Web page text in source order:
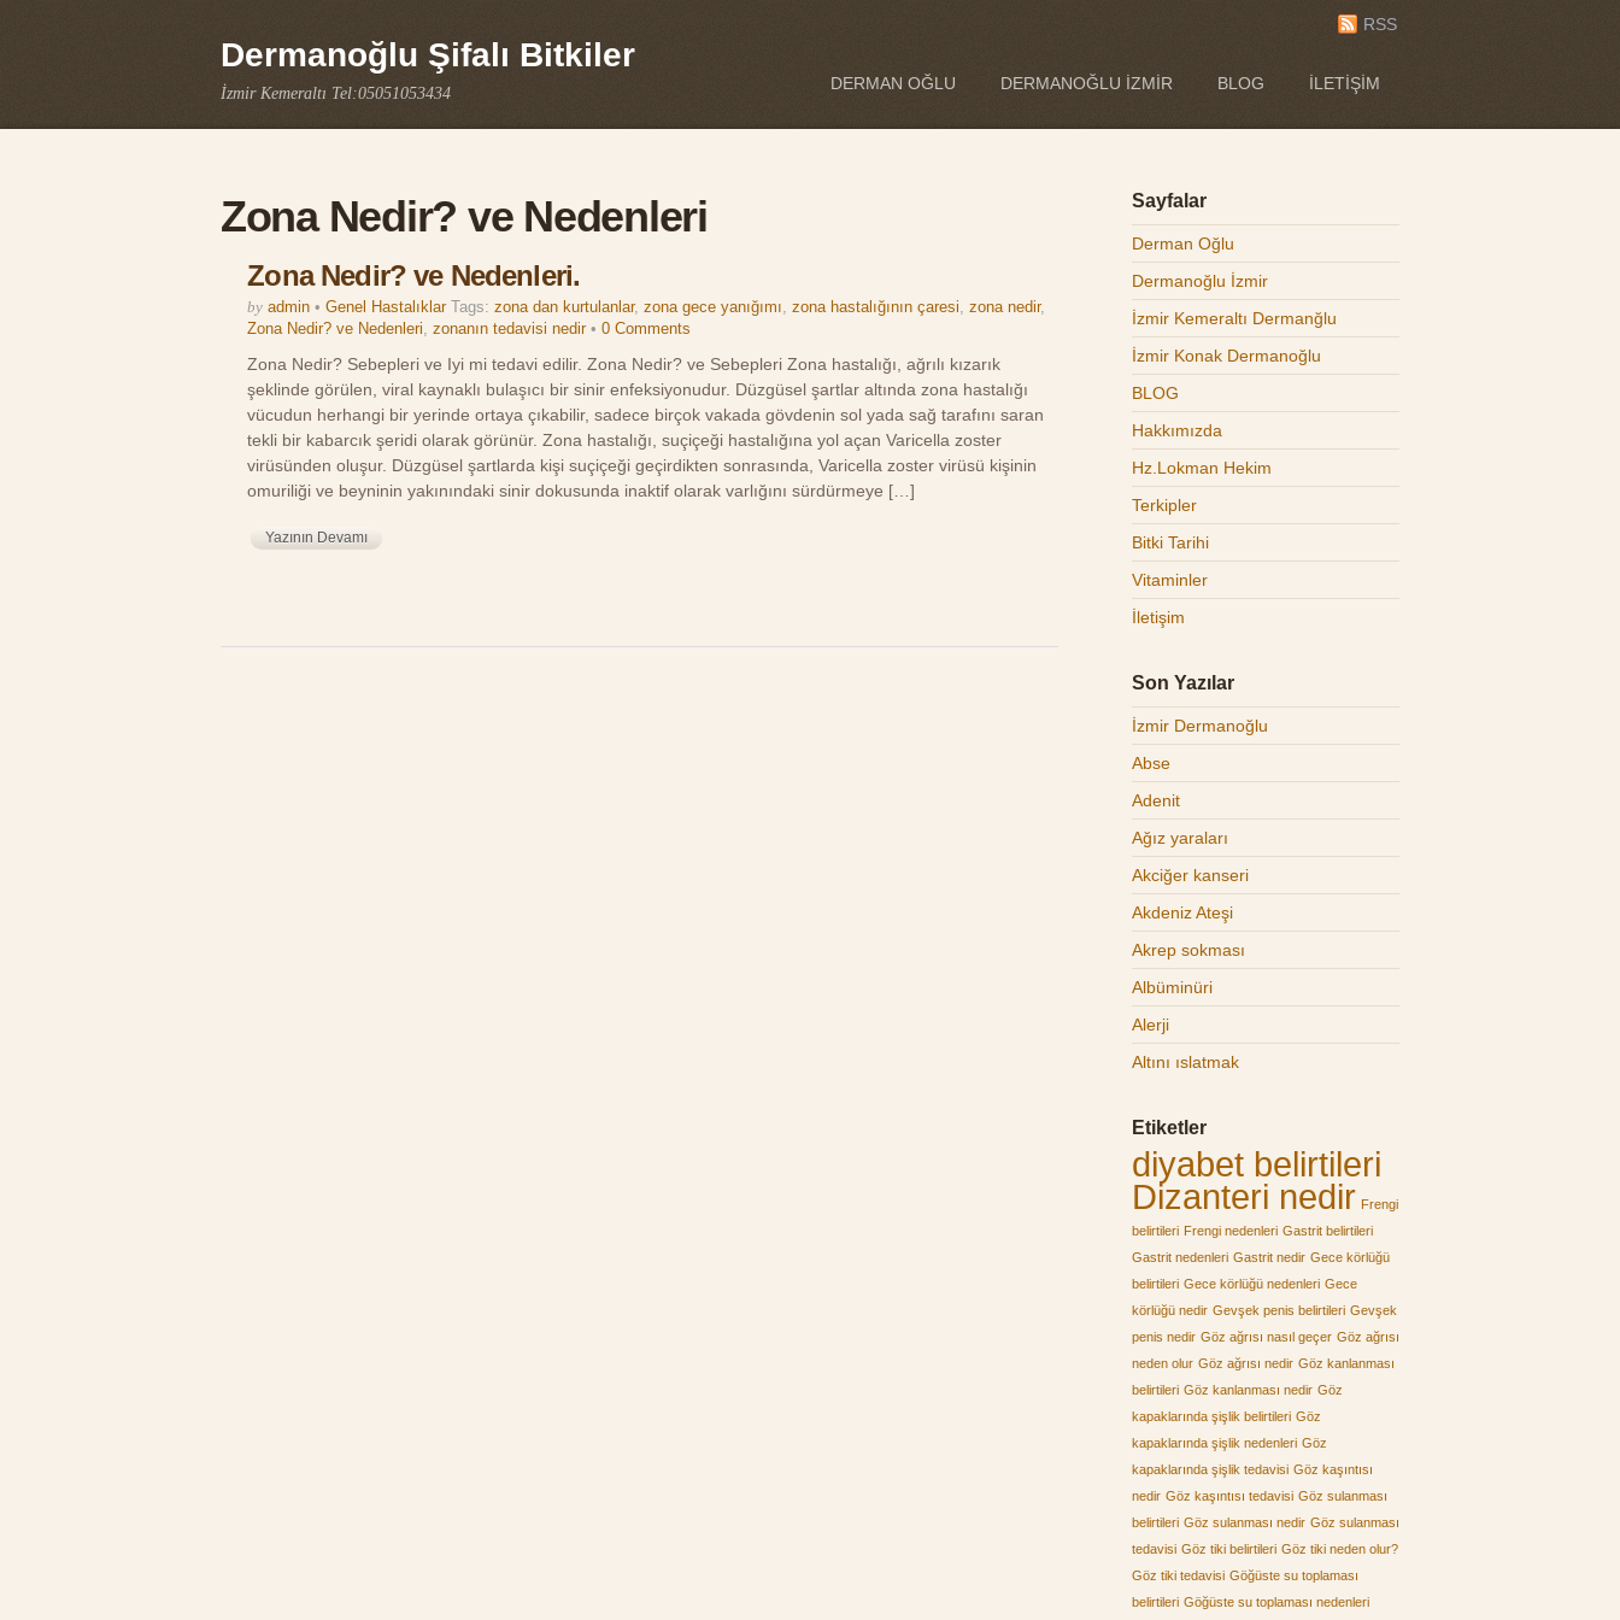
Dermanoğlu Şifalı Bitkiler
İzmir Kemeraltı Tel:05051053434
DERMAN OĞLU DERMANOĞLU İZMIR BLOG İLETIŞIM
RSS
Zona Nedir? ve Nedenleri
Zona Nedir? ve Nedenleri.
by admin • Genel Hastalıklar Tags:zona dan kurtulanlar,zona gece yanığımı,zona hastalığının çaresi,zona nedir,
Zona Nedir? ve Nedenleri,zonanın tedavisi nedir •0 Comments
Zona Nedir? Sebepleri ve Iyi mi tedavi edilir. Zona Nedir? ve Sebepleri Zona hastalığı, ağrılı kızarık
şeklinde görülen, viral kaynaklı bulaşıcı bir sinir enfeksiyonudur. Düzgüsel şartlar altında zona hastalığı
vücudun herhangi bir yerinde ortaya çıkabilir, sadece birçok vakada gövdenin sol yada sağ tarafını saran
tekli bir kabarcık şeridi olarak görünür. Zona hastalığı, suçiçeği hastalığına yol açan Varicella zoster
virüsünden oluşur. Düzgüsel şartlarda kişi suçiçeği geçirdikten sonrasında, Varicella zoster virüsü kişinin
omuriliği ve beyninin yakınındaki sinir dokusunda inaktif olarak varlığını sürdürmeye […]
Yazının Devamı
Sayfalar
Derman Oğlu
Dermanoğlu İzmir
İzmir Kemeraltı Dermanğlu
İzmir Konak Dermanoğlu
BLOG
Hakkımızda
Hz.Lokman Hekim
Terkipler
Bitki Tarihi
Vitaminler
İletişim
Son Yazılar
İzmir Dermanoğlu
Abse
Adenit
Ağız yaraları
Akciğer kanseri
Akdeniz Ateşi
Akrep sokması
Albüminüri
Alerji
Altını ıslatmak
Etiketler
diyabet belirtileri
Dizanteri nedir Frengi
belirtileri Frengi nedenleri Gastrit belirtileri
Gastrit nedenleri Gastrit nedir Gece körlüğü
belirtileri Gece körlüğü nedenleri Gece
körlüğü nedir Gevşek penis belirtileri Gevşek
penis nedir Göz ağrısı nasıl geçer Göz ağrısı
neden olur Göz ağrısı nedir Göz kanlanması
belirtileri Göz kanlanması nedir Göz
kapaklarında şişlik belirtileri Göz
kapaklarında şişlik nedenleri Göz
kapaklarında şişlik tedavisi Göz kaşıntısı
nedir Göz kaşıntısı tedavisi Göz sulanması
belirtileri Göz sulanması nedir Göz sulanması
tedavisi Göz tiki belirtileri Göz tiki neden olur?
Göz tiki tedavisi Göğüste su toplaması
belirtileri Göğüste su toplaması nedenleri